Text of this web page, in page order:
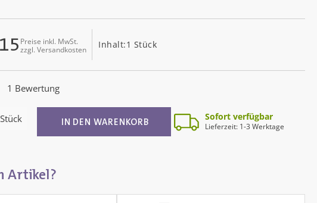
Preise inkl. MwSt.
zzgl. Versandkosten
Inhalt:1 Stück
1 Bewertung
Gib den gewünschten Wert ein oder
Stück IN DEN WARENKORB Sofort verfügbar
Lieferzeit: 1-3 Werktage
Artikel?